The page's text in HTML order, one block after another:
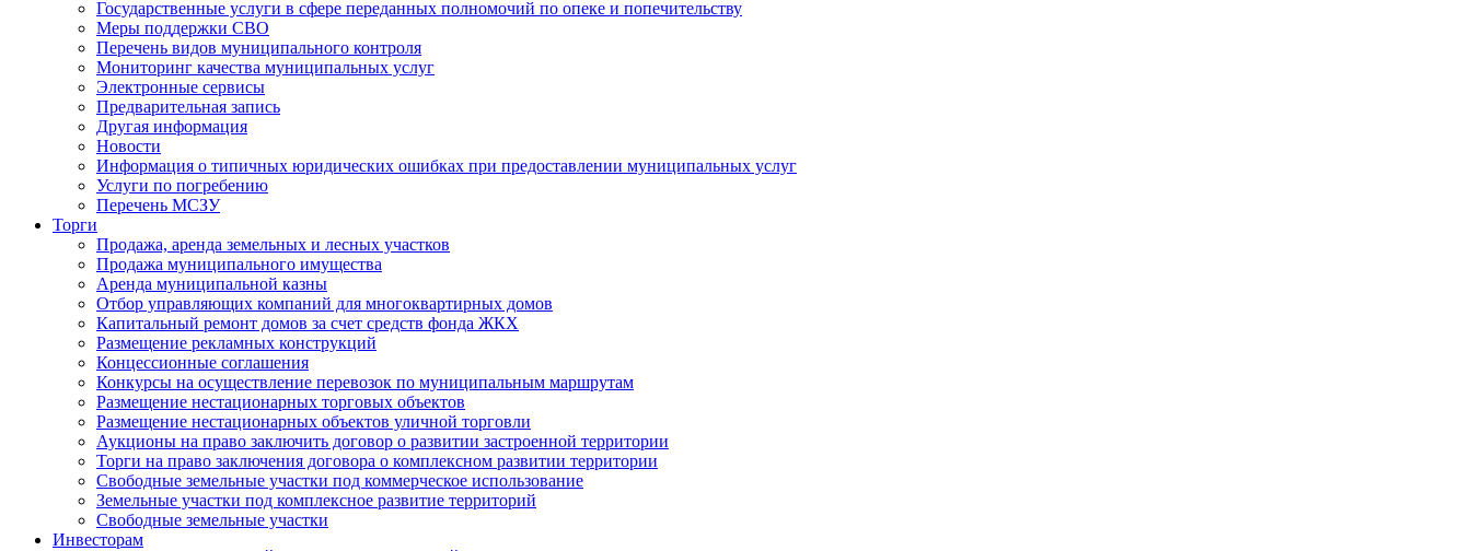
Государственные услуги в сфере переданных полномочий по опеке и попечительству
Меры поддержки СВО
Перечень видов муниципального контроля
Мониторинг качества муниципальных услуг
Электронные сервисы
Предварительная запись
Другая информация
Новости
Информация о типичных юридических ошибках при предоставлении муниципальных услуг
Услуги по погребению
Перечень МСЗУ
Торги
Продажа, аренда земельных и лесных участков
Продажа муниципального имущества
Аренда муниципальной казны
Отбор управляющих компаний для многоквартирных домов
Капитальный ремонт домов за счет средств фонда ЖКХ
Размещение рекламных конструкций
Концессионные соглашения
Конкурсы на осуществление перевозок по муниципальным маршрутам
Размещение нестационарных торговых объектов
Размещение нестационарных объектов уличной торговли
Аукционы на право заключить договор о развитии застроенной территории
Торги на право заключения договора о комплексном развитии территории
Свободные земельные участки под коммерческое использование
Земельные участки под комплексное развитие территорий
Свободные земельные участки
Инвесторам